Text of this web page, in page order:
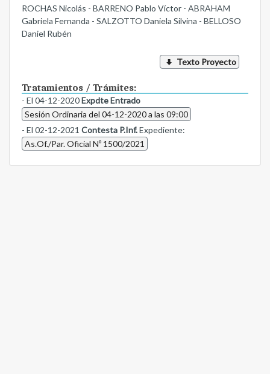
ROCHAS Nicolás - BARRENO Pablo Víctor - ABRAHAM
Gabriela Fernanda - SALZOTTO Daniela Silvina - BELLOSO
Daniel Rubén
Texto Proyecto
Tratamientos / Trámites:
- El 04-12-2020Expdte Entrado
Sesión Ordinaria del 04-12-2020 a las 09:00
- El 02-12-2021 Contesta P.Inf.Expediente:
As.Of./Par. Oficial Nº 1500/2021